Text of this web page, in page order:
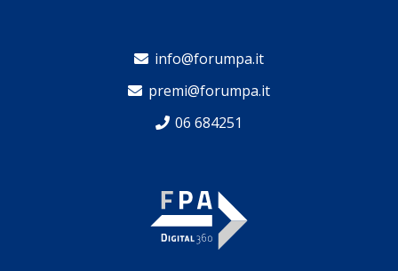
info@forumpa.it
premi@forumpa.it
06 684251